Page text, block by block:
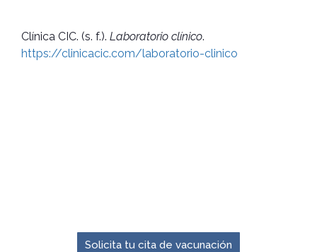
Clínica CIC. (s. f.). Laboratorio clínico.
https://clinicacic.com/laboratorio-clinico
Solicita tu cita de vacunación